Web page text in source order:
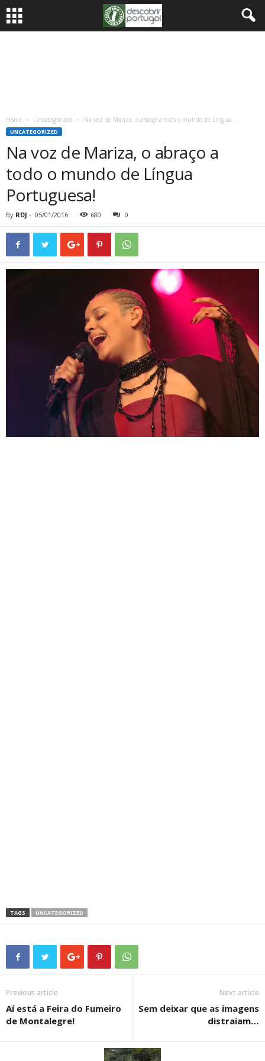
Home Uncategorized Na voz de Mariza, o abraço a todo o mundo de Língua...
UNCATEGORIZED
Na voz de Mariza, o abraço a
todo o mundo de Língua
Portuguesa!
By RDJ - 05/01/2016 680 0
TAGS UNCATEGORIZED
Previous article
Aí está a Feira do Fumeiro
de Montalegre!
Next article
Sem deixar que as imagens
distraiam…